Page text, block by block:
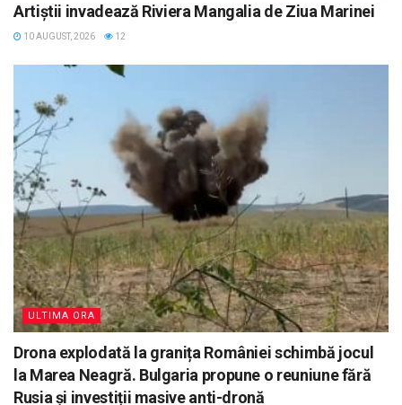
Artiștii invadează Riviera Mangalia de Ziua Marinei
10 AUGUST, 2026 12
ULTIMA ORA
Drona explodată la granița României schimbă jocul
la Marea Neagră. Bulgaria propune o reuniune fără
Rusia și investiții masive anti-dronă